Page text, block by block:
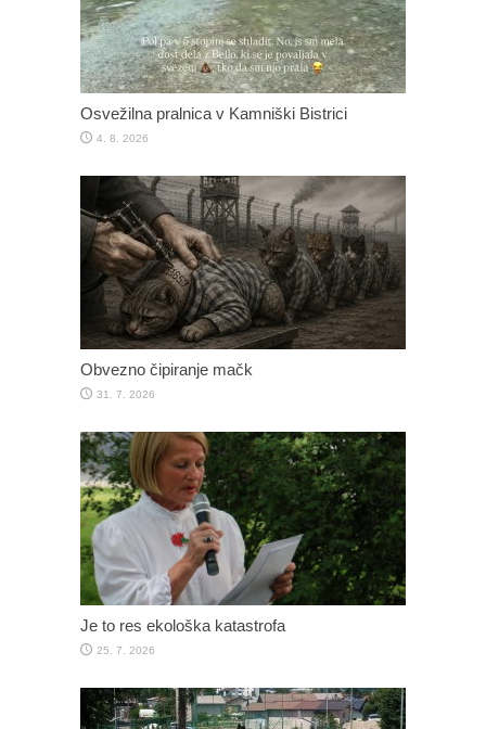
Osvežilna pralnica v Kamniški Bistrici
4. 8. 2026
Obvezno čipiranje mačk
31. 7. 2026
Je to res ekološka katastrofa
25. 7. 2026